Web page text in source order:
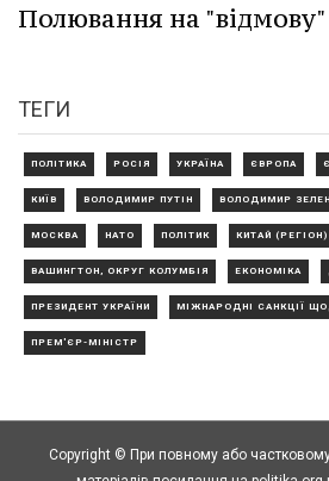
Полювання на "відмову"
ТЕГИ
ПОЛІТИКА РОСІЯ УКРАЇНА ЄВРОПА
КИЇВ ВОЛОДИМИР ПУТІН ВОЛОДИМИР
МОСКВА НАТО ПОЛІТИК КИТАЙ (РЕГІОН)
ВАШИНГТОН, ОКРУГ КОЛУМБІЯ ЕКОНОМІКА
ПРЕЗИДЕНТ УКРАЇНИ МІЖНАРОДНІ САНКЦІЇ
ПРЕМ'ЄР-МІНІСТР
Copyright © При повному або частковому